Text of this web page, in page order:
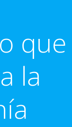
que
la